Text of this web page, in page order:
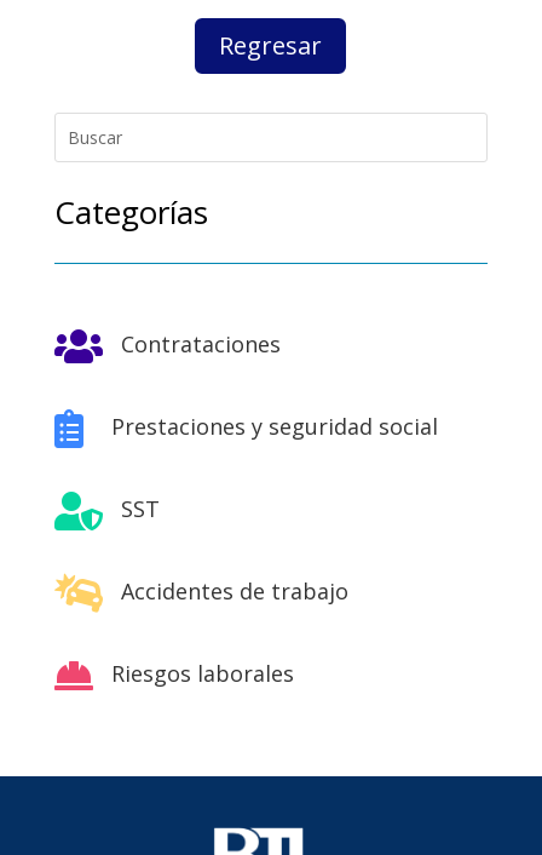
Regresar
Categorías
 Contrataciones
 Prestaciones y seguridad social
 SST
 Accidentes de trabajo
 Riesgos laborales